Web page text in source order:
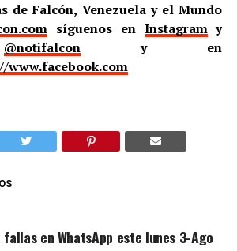
de Falcón, Venezuela y el Mundo
síguenos en Instagramy
@notifalcony en
www.facebook.com
en WhatsApp este lunes 3-Ago